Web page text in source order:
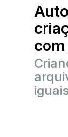
iguais